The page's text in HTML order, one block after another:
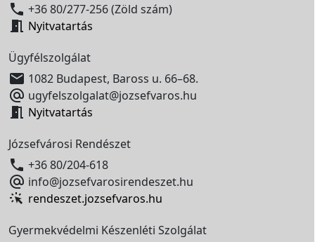
 +36 80/277-256 (Zöld szám)
 Nyitvatartás
Ügyfélszolgálat
 1082 Budapest, Baross u. 66–68.
 ugyfelszolgalat@jozsefvaros.hu
 Nyitvatartás
Józsefvárosi Rendészet
 +36 80/204-618
 info@jozsefvarosirendeszet.hu
rendeszet.jozsefvaros.hu
Gyermekvédelmi Készenléti Szolgálat